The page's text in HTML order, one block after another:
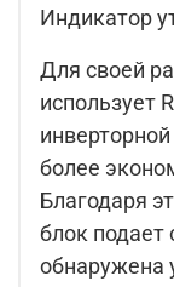
Индикатор
Для своей
использует
более
Благодаря
блок подает
обнаружена